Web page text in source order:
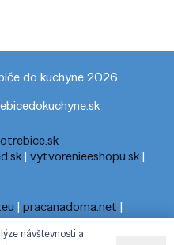
do kuchyne 2026
|vytvorenieeshopu.sk|
|pracanadoma.net |
|praca-z-domu-na-pc.sk|
|cestovny-
návštevnosti a